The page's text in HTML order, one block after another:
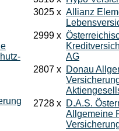
3025 x Allianz
2999 x
AG
2807 x Donau
2728 x D.A.S.
Allgemeine